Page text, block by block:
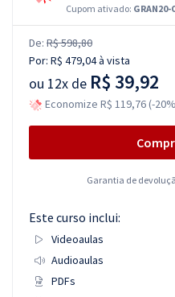
Cupom ativado: GRAN20-
De: R$ 598,80
Por: R$ 479,04à vista
ou 12x de R$ 39,92
Economize R$ 119,76 (-
Garantia de
Este curso inclui:
Videoaulas
Audioaulas
PDFs